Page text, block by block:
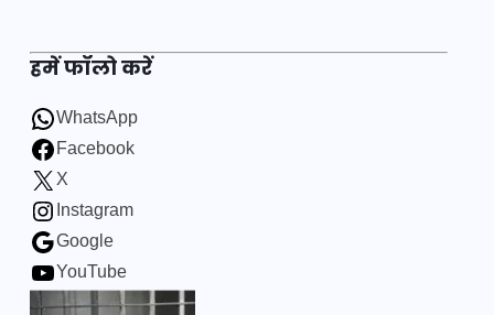
हमें फॉलो करें
WhatsApp
Facebook
X
Instagram
Google
YouTube